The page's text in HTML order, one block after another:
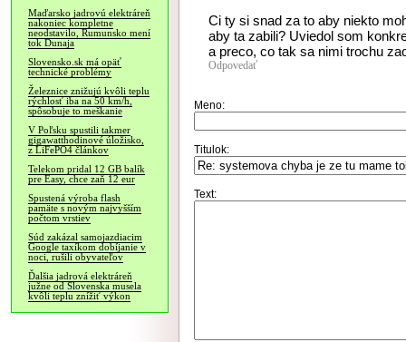
Maďarsko jadrovú elektráreň
nakoniec kompletne
neodstavilo, Rumunsko mení
tok Dunaja
Slovensko.sk má opäť
technické problémy
Železnice znižujú kvôli teplu
rýchlosť iba na 50 km/h,
spôsobuje to meškanie
V Poľsku spustili takmer
gigawatthodinové úložisko,
z LiFePO4 článkov
Telekom pridal 12 GB balík
pre Easy, chce zaň 12 eur
Spustená výroba flash
pamäte s novým najvyšším
počtom vrstiev
Súd zakázal samojazdiacim
Google taxíkom dobíjanie v
noci, rušili obyvateľov
Ďalšia jadrová elektráreň
južne od Slovenska musela
kvôli teplu znížiť výkon
Ci ty si snad za to aby niekto
aby ta zabili? Uviedol som
a preco, co tak sa nimi trochu
Odpovedať
Meno:
Titulok:
Text: